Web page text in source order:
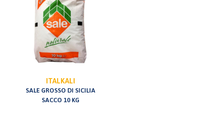
ITALKALI
SALE GROSSO DI SICILIA
SACCO 10 KG